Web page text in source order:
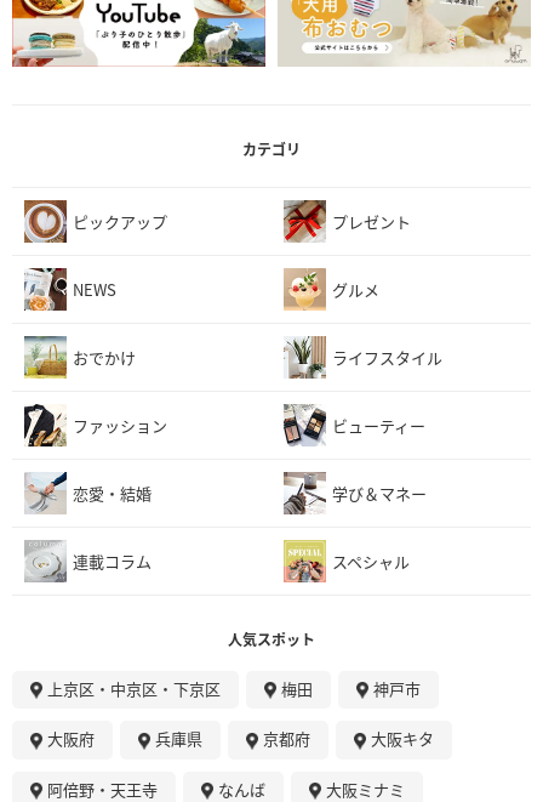
カテゴリ
ピックアップ プレゼント
NEWS グルメ
おでかけ ライフスタイル
ファッション ビューティー
恋愛・結婚 学び＆マネー
連載コラム スペシャル
人気スポット
上京区・中京区・下京区 梅田 神戸市
大阪府 兵庫県 京都府 大阪キタ
阿倍野・天王寺 なんば 大阪ミナミ